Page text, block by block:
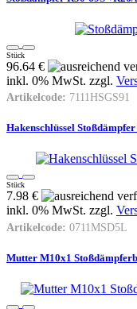
Stück
96.64 €
inkl. 0% MwSt. zzgl.
Artikelcode: 7111HSGS91
Hakenschlüssel
Stück
7.98 €
inkl. 0% MwSt. zzgl.
Artikelcode: 0711MSD5L
Mutter M10x1